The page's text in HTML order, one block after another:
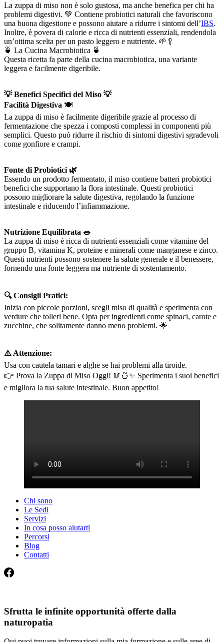
La zuppa di miso non è solo gustosa, ma anche benefica per chi ha
problemi digestivi. 💚 Contiene probiotici naturali che favoriscono
una buona digestione e possono aiutare a ridurre i sintomi dell’IBS.
Inoltre, è povera di calorie e ricca di nutrienti essenziali, rendendola
un’ottima scelta per un pasto leggero e nutriente. 🌱🥄
🍵 La Cucina Macrobiotica 🍵
Questa ricetta fa parte della cucina macrobiotica, una variante
leggera e facilmente digeribile.
💡 Benefici Specifici del Miso 💡
Facilità Digestiva 🍽️
La zuppa di miso è facilmente digeribile grazie al processo di
fermentazione che spezza i composti complessi in componenti più
semplici. Questo può ridurre il rischio di sintomi digestivi sgradevoli
come gonfiore e crampi.
Fonte di Probiotici 🌿
Essendo un prodotto fermentato, il miso contiene batteri probiotici
benefici che supportano la flora intestinale. Questi probiotici
possono migliorare la salute digestiva, regolando la funzione
intestinale e riducendo l’infiammazione.
Nutrizione Equilibrata 🥗
La zuppa di miso è ricca di nutrienti essenziali come vitamine del
gruppo B, vitamina K, proteine e minerali come manganese e zinco.
Questi nutrienti possono sostenere la salute generale e il benessere,
fornendo una fonte leggera ma nutriente di sostentamento.
🔍 Consigli Pratici:
Inizia con piccole porzioni, scegli miso di qualità e sperimenta con
verdure che tolleri bene. Opta per ingredienti come spinaci, carote e
zucchine, che solitamente danno meno problemi. 🌟
⚠️ Attenzione:
Usa con cautela tamari e alghe se hai problemi alla tiroide.
👉 Prova la Zuppa di Miso Oggi! 🥢🍜✨ Sperimenta i suoi benefici
e migliora la tua salute intestinale. Buon appetito!
Chi sono
Le Sedi
Servizi
In cosa posso aiutarti
Percorsi
Blog
Contatti
Sfrutta le infinite opportunità offerte dalla
naturopatia